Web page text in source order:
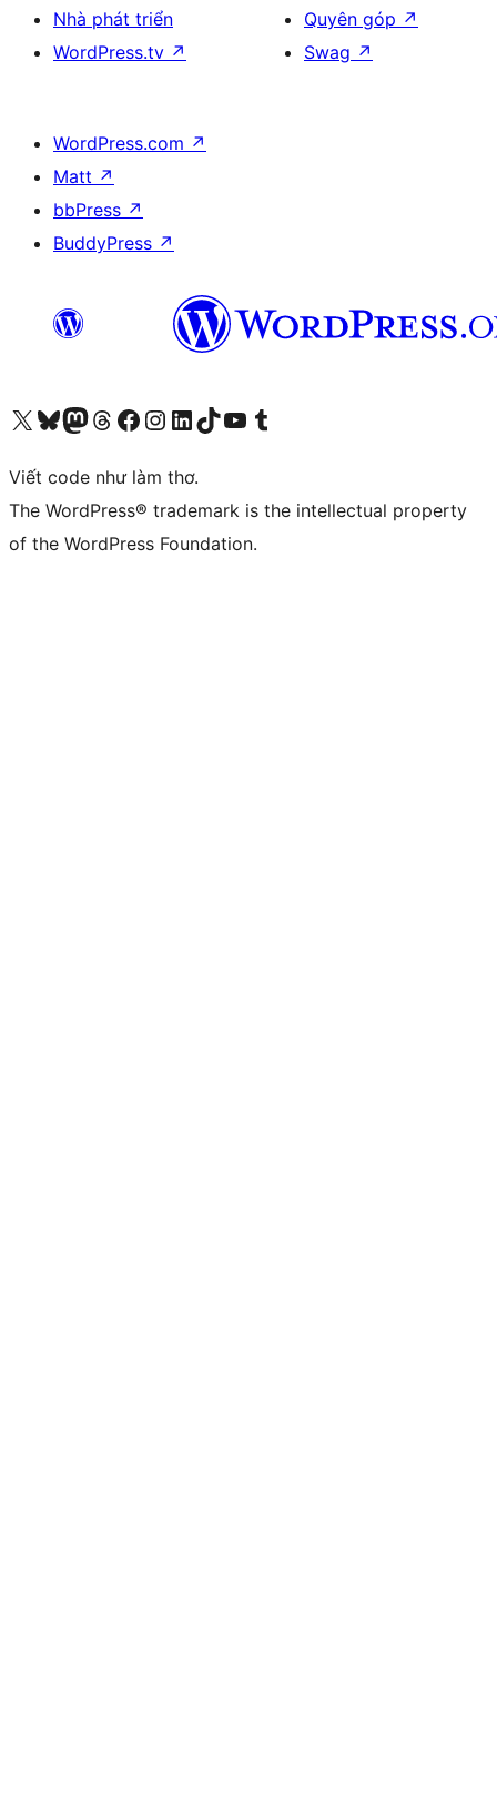
Nhà phát triển
WordPress.tv ↗
Quyên góp ↗
Swag ↗
WordPress.com ↗
Matt ↗
bbPress ↗
BuddyPress ↗
Truy cập tài khoản X (trước đây là Twitter) của chúng tôiVisit our Bluesky account
Visit our Mastodon account
Visit our Threads account
Xem trang Facebook của chúng tôiTruy cập tài khoản Instagram của chúng tôiTruy cập tài khoản LinkedIn của chúng tôiVisit our TikTok account
Truy cập kênh YouTube của chúng tôi Visit our Tumblr account
Viết code như làm thơ.
The WordPress® trademark is the intellectual property
of the WordPress Foundation.